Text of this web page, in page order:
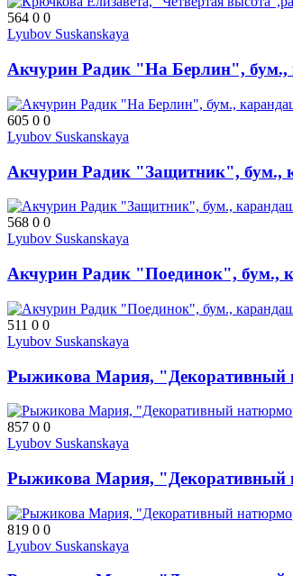
564 0 0
Lyubov Suskanskaya
Акчурин Радик "На Берлин", бум.,
605 0 0
Lyubov Suskanskaya
Акчурин Радик "Защитник", бум.,
568 0 0
Lyubov Suskanskaya
Акчурин Радик "Поединок", бум.,
511 0 0
Lyubov Suskanskaya
Рыжикова Мария, "Декоративный
857 0 0
Lyubov Suskanskaya
Рыжикова Мария, "Декоративный
819 0 0
Lyubov Suskanskaya